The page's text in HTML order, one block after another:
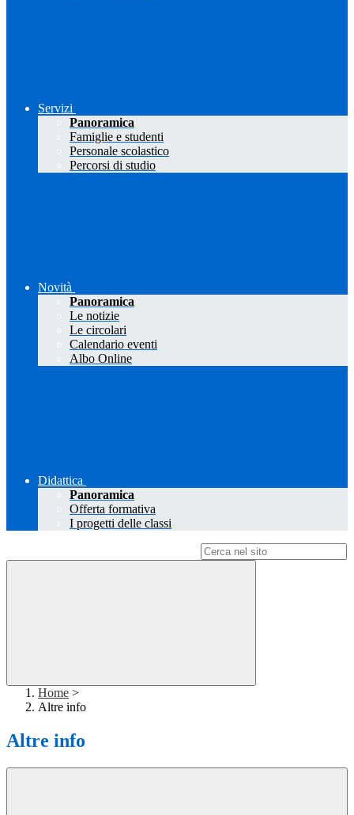
Servizi
Panoramica
Famiglie e studenti
Personale scolastico
Percorsi di studio
Novità
Panoramica
Le notizie
Le circolari
Calendario eventi
Albo Online
Didattica
Panoramica
Offerta formativa
I progetti delle classi
Home >
Altre info
Altre info